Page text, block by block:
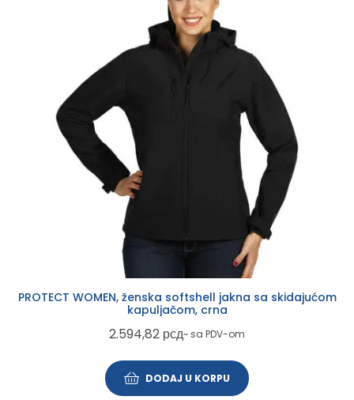
PROTECT WOMEN, ženska softshell jakna sa skidajućom
kapuljačom, crna
2.594,82 рсд~ sa PDV-om
DODAJ U KORPU